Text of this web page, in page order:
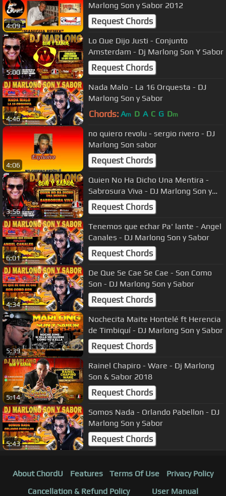
4:09
Marlong Son y Sabor 2012
Request Chords
5:00
Lo Que Dijo Justi - Conjunto
Amsterdam - Dj Marlong Son Y Sabor
Request Chords
4:46
Nada Malo - La 16 Orquesta - DJ
Marlong Son y Sabor
Chords: Am D A C G Dm
4:06
no quiero revolu - sergio rivero - DJ
Marlong Son sabor
Request Chords
3:56
Quien No Ha Dicho Una Mentira -
Sabrosura Viva - DJ Marlong Son y
Sabor
Request Chords
6:01
Tenemos que echar Pa' lante - Angel
Canales - DJ Marlong Son y Sabor
Request Chords
4:34
De Que Se Cae Se Cae - Son Como
Son - DJ Marlong Son y Sabor
Request Chords
5:39
Nochecita Maite Hontelé ft Herencia
de Timbiquí - DJ Marlong Son y Sabor
Request Chords
5:14
Rainel Chapiro - Ware - Dj Marlong
Son & Sabor 2018
Request Chords
5:43
Somos Nada - Orlando Pabellon - DJ
Marlong Son y Sabor
Request Chords
About ChordU Features Terms Of Use
Privacy Policy
Cancellation & Refund Policy
User Manual